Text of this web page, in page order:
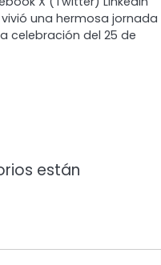
una hermosa jornada
celebración del 25 de
están